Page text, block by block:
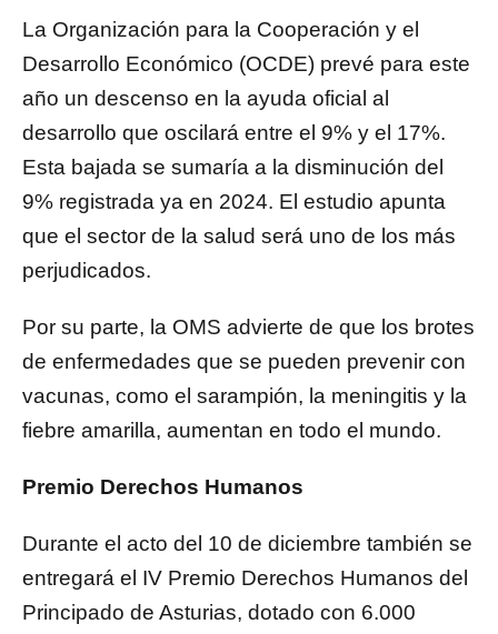
La Organización para la Cooperación y el
Desarrollo Económico (OCDE) prevé para este
año un descenso en la ayuda oficial al
desarrollo que oscilará entre el 9% y el 17%.
Esta bajada se sumaría a la disminución del
9% registrada ya en 2024. El estudio apunta
que el sector de la salud será uno de los más
perjudicados.
Por su parte, la OMS advierte de que los brotes
de enfermedades que se pueden prevenir con
vacunas, como el sarampión, la meningitis y la
fiebre amarilla, aumentan en todo el mundo.
Premio Derechos Humanos
Durante el acto del 10 de diciembre también se
entregará el IV Premio Derechos Humanos del
Principado de Asturias, dotado con 6.000